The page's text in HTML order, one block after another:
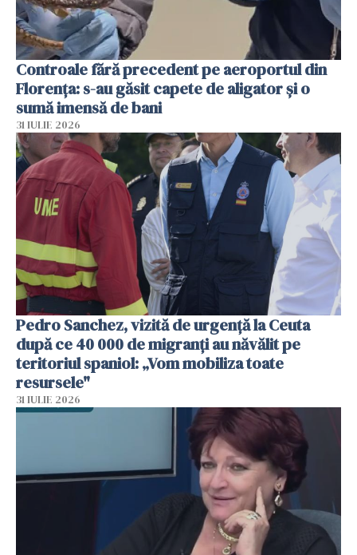
Controale fără precedent pe aeroportul din
Florența: s-au găsit capete de aligator și o
sumă imensă de bani
31 IULIE 2026
Pedro Sanchez, vizită de urgență la Ceuta
după ce 40 000 de migranți au năvălit pe
teritoriul spaniol: „Vom mobiliza toate
resursele"
31 IULIE 2026